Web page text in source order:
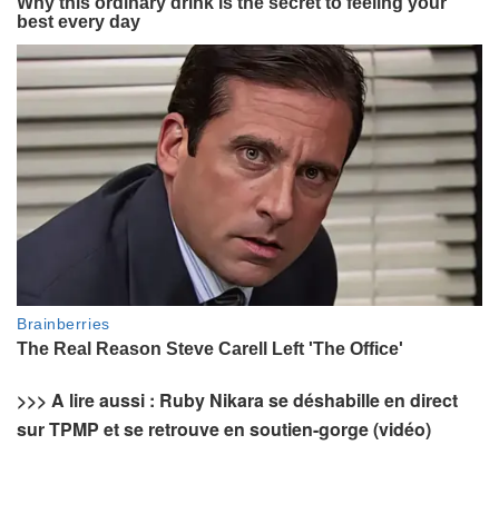
>>> A lire aussi : Ruby Nikara se déshabille en direct
sur TPMP et se retrouve en soutien-gorge (vidéo)